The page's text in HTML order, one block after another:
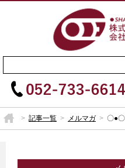
記事一覧 メルマガ 〇●